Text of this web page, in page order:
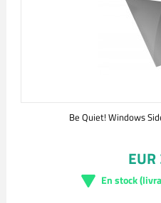
Be Quiet! Windows
En stock